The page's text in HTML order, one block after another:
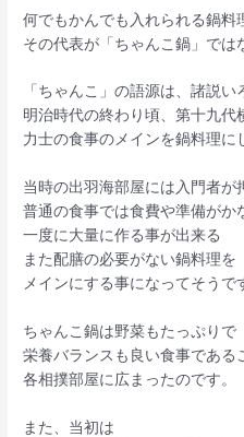
何でもかんでも入れられる鍋料
その代表が「ちゃんこ鍋」では
「ちゃんこ」の語源は、諸説
明治時代の終わり頃、第十九
力士の食事のメインを鍋料理に
当時の出羽海部屋には入門者が
普通の食事では食費や準備がか
一度に大量に作る事が出来る
また配膳の必要がない鍋料理を
メインにする事になってそうで
ちゃんこ鍋は野菜もたっぷりで
栄養バランスも良い食事である
各相撲部屋に広まったのです。
また、当初は